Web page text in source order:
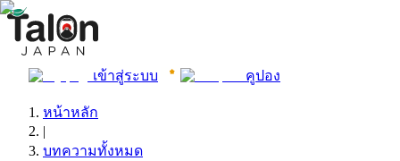
เข้าสู่ระบบ คูปอง
หน้าหลัก
|
บทความทั้งหมด